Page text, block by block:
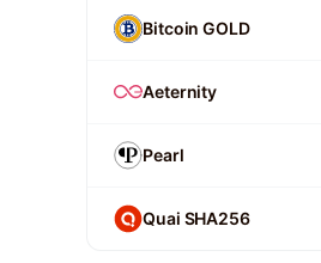
Bitcoin GOLD
Aeternity
Pearl
Quai SHA256